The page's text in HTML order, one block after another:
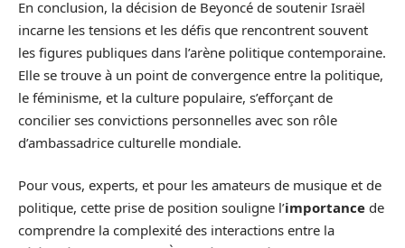
En conclusion, la décision de Beyoncé de soutenir Israël
incarne les tensions et les défis que rencontrent souvent
les figures publiques dans l’arène politique contemporaine.
Elle se trouve à un point de convergence entre la politique,
le féminisme, et la culture populaire, s’efforçant de
concilier ses convictions personnelles avec son rôle
d’ambassadrice culturelle mondiale.
Pour vous, experts, et pour les amateurs de musique et de
politique, cette prise de position souligne l’importance de
comprendre la complexité des interactions entre la